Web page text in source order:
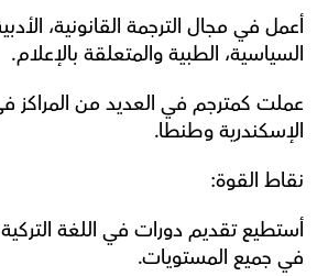
السياسية، الطبية والمتعلقة بالإعلام.
الإسكندرية وطنطا.
نقاط القوة:
في جميع المستويات.